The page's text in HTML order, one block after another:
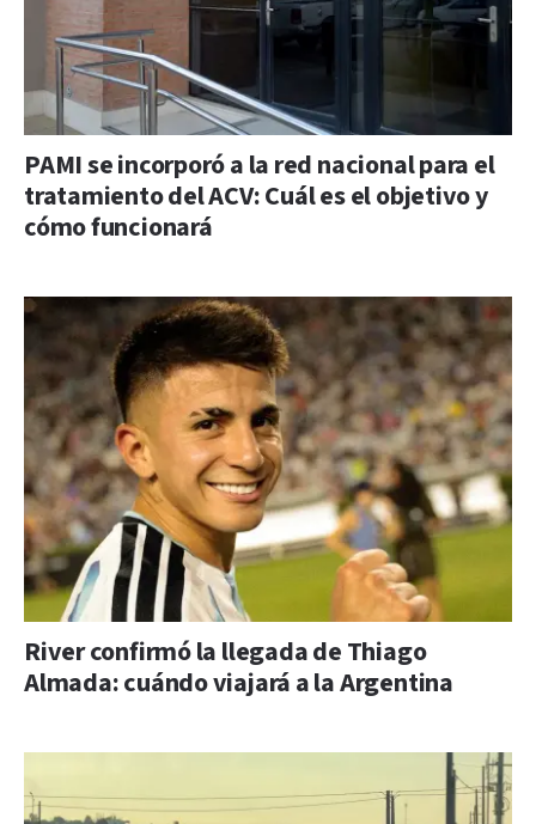
PAMI se incorporó a la red nacional para el
tratamiento del ACV: Cuál es el objetivo y
cómo funcionará
River confirmó la llegada de Thiago
Almada: cuándo viajará a la Argentina